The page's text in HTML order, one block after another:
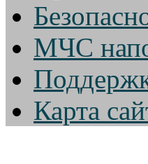
МЧС
Карта